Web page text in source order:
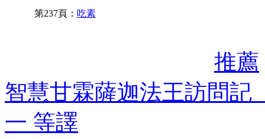
第237頁： 吃素
推薦
智慧甘霖薩迦法王訪問
一 等譯